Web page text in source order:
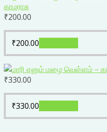
₹200.00
₹200.00
₹330.00
₹330.00